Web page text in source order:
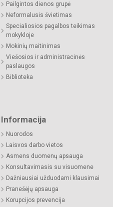
Pailgintos dienos grupė
Neformalusis švietimas
Specialiosios pagalbos teikimas
mokykloje
Mokinių maitinimas
Viešosios ir administracinės
paslaugos
Biblioteka
Informacija
Nuorodos
Laisvos darbo vietos
Asmens duomenų apsauga
Konsultavimasis su visuomene
Dažniausiai užduodami klausimai
Pranešėjų apsauga
Korupcijos prevencija